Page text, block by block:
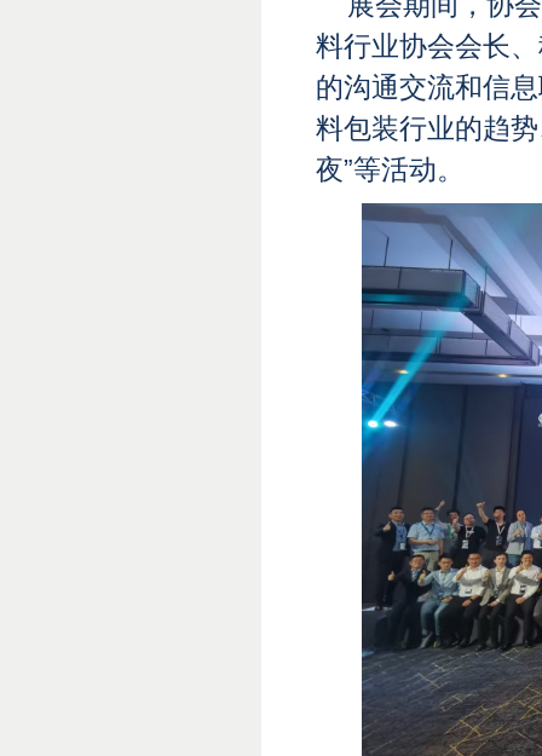
料行业协会会长
的沟通交流和信
料包装行业的趋
夜”等活动。